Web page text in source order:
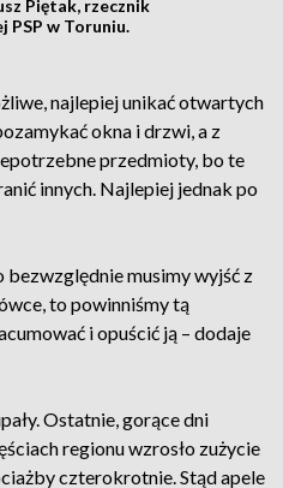
Piętak, rzecznik
PSP w Toruniu.
najlepiej unikać otwartych
okna i drzwi, a z
przedmioty, bo te
innych. Najlepiej jednak po
bezwzględnie musimy wyjść z
to powinniśmy tą
i opuścić ją – dodaje
Ostatnie, gorące dni
regionu wzrosło zużycie
czterokrotnie. Stąd apele